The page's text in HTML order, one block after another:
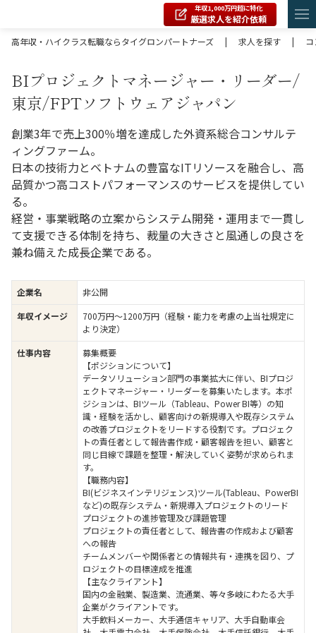
年収1,000万円超に特化
厳選求人を紹介依頼
高年収・ハイクラス転職ならタイグロンパートナーズ
| 求人を探す |
BIプロジェクトマネージャー・リーダー/
東京/FPTソフトウェアジャパン
創業3年で売上300％増を達成した外資系総合コンサルテ
ィングファーム。
日本の技術力とベトナムの豊富なITリソースを融合し、高
品質かつ高コストパフォーマンスのサービスを提供してい
る。
経営・事業戦略の立案からシステム開発・運用まで一貫し
て支援できる体制を持ち、裁量の大きさと風通しの良さを
兼ね備えた成長企業である。
企業名
非公開
年収イメージ
700万円〜1200万円（経験・能力を考慮の上当社規定に
より決定）
仕事内容
募集概要
【ポジションについて】
データソリューション部門の事業拡大に伴い、BIプロジ
ェクトマネージャー・リーダーを募集いたします。本ポ
ジションは、BIツール（Tableau、Power BI等）の知
識・経験を活かし、顧客向けの新規導入や既存システム
の改善プロジェクトをリードする役割です。プロジェク
トの責任者として報告書作成・顧客報告を担い、顧客と
同じ目線で課題を整理・解決していく姿勢が求められま
す。
【職務内容】
BI(ビジネスインテリジェンス)ツール(Tableau、PowerBI
など)の既存システム・新規導入プロジェクトのリード
プロジェクトの進捗管理及び課題管理
プロジェクトの責任者として、報告書の作成および顧客
への報告
チームメンバーや関係者との情報共有・連携を図り、プ
ロジェクトの目標達成を推進
【主なクライアント】
国内の金融業、製造業、流通業、等々多岐にわたる大手
企業がクライアントです。
大手飲料メーカー、大手通信キャリア、大手自動車会